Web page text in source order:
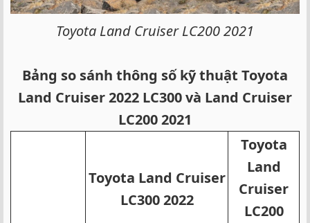
Toyota Land Cruiser LC200 2021
Bảng so sánh thông số kỹ thuật Toyota
Land Cruiser 2022 LC300 và Land Cruiser
LC200 2021
Toyota Land Cruiser
LC300 2022
Toyota
Land
Cruiser
LC200